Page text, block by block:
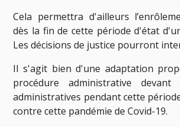
Cela permettra d'ailleurs
dès la fin de cette période d'état
Les décisions de justice pourront
Il s'agit bien d'une adaptation
procédure administrative devant
administratives pendant cette
contre cette pandémie de Covid-19.